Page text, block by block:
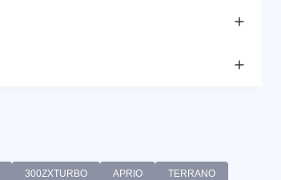
300ZXTURBO APRIO TERRANO